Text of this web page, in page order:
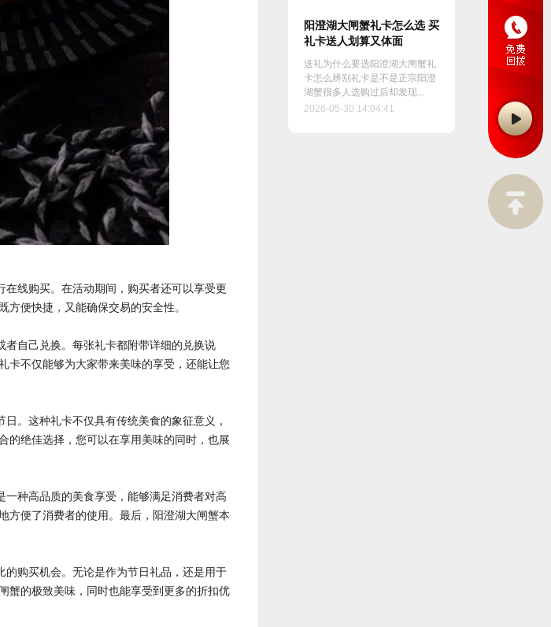
线购买。在活动期间，购买者还可以享受更
便快捷，又能确保交易的安全性。
自己兑换。每张礼卡都附带详细的兑换说
卡不仅能够为大家带来美味的享受，还能让您
。这种礼卡不仅具有传统美食的象征意义，
的绝佳选择，您可以在享用美味的同时，也展
种高品质的美食享受，能够满足消费者对高
方便了消费者的使用。最后，阳澄湖大闸蟹本
购买机会。无论是作为节日礼品，还是用于
蟹的极致美味，同时也能享受到更多的折扣优
阳澄湖大闸蟹礼卡怎么选 买
礼卡送人划算又体面
送礼为什么要选阳澄湖大闸蟹礼
卡怎么辨别礼卡是不是正宗阳澄
湖蟹很多人选购过后却发现...
2026-05-30 14:04:41